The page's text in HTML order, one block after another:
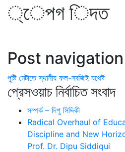
্েপগ িদত
Post navigation
পুষ্টি মেটাতে স্থানীয় ফল-সবজিই যথেষ্ট
প্রেসওয়াচ নির্বাচিত সংবাদ
সম্পর্ক – দিপু সিদ্দিকী
Radical Overhaul of
Discipline and New
Prof. Dr. Dipu Siddiqui